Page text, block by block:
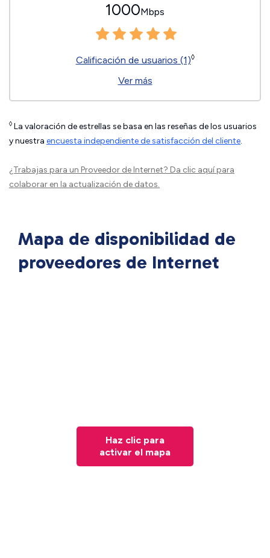
1000Mbps
Calificación de usuarios (1)◊
Ver más
◊ La valoración de estrellas se basa en las reseñas de los usuarios
y nuestra encuesta independiente de satisfacción del cliente.
¿Trabajas para un Proveedor de Internet? Da clic aquípara
colaborar en la actualización de datos.
Mapa de disponibilidad de
proveedores de Internet
Haz clic para
activar el mapa